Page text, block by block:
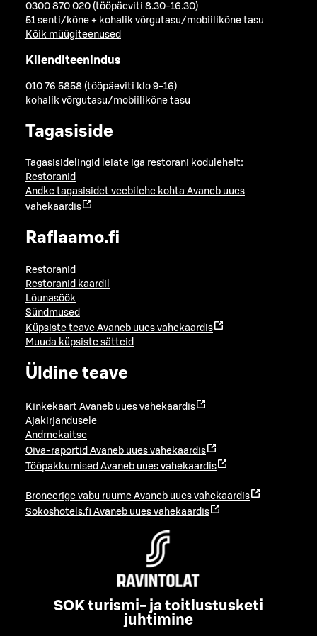
0300 870 020 (tööpäeviti 8.30-16.30)
51 senti/kõne + kohalik võrgutasu/mobiilikõne tasu
Kõik müügiteenused
Klienditeenindus
010 76 5858 (tööpäeviti klo 9-16)
kohalik võrgutasu/mobiilikõne tasu
Tagasiside
Tagasisidelingid leiate iga restorani kodulehelt:
Restoranid
Andke tagasisidet veebilehe kohta Avaneb uues
vahekaardis
Raflaamo.fi
Restoranid
Restoranid kaardil
Lõunasöök
Sündmused
Küpsiste teave Avaneb uues vahekaardis
Muuda küpsiste sätteid
Üldine teave
Kinkekaart Avaneb uues vahekaardis
Ajakirjandusele
Andmekaitse
Oiva-raportid Avaneb uues vahekaardis
Tööpakkumised Avaneb uues vahekaardis
Broneerige vabu ruume Avaneb uues vahekaardis
Sokoshotels.fi Avaneb uues vahekaardis
SOK turismi- ja toitlustusketi
juhtimine